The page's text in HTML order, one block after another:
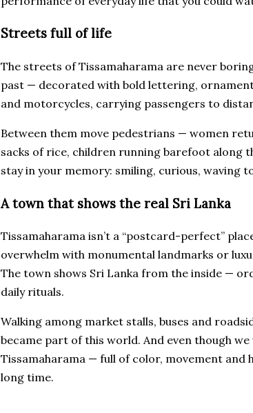
Streets full of life
The streets of Tissamaharama are never
past — decorated with bold lettering,
and motorcycles, carrying passengers to
Between them move pedestrians — women
sacks of rice, children running barefoot along
stay in your memory: smiling, curious, waving
A town that shows the real Sri Lanka
Tissamaharama isn’t a “postcard-perfect”
overwhelm with monumental landmarks or
The town shows Sri Lanka from the inside —
daily rituals.
Walking among market stalls, buses and
became part of this world. And even though
Tissamaharama — full of color, movement
long time.